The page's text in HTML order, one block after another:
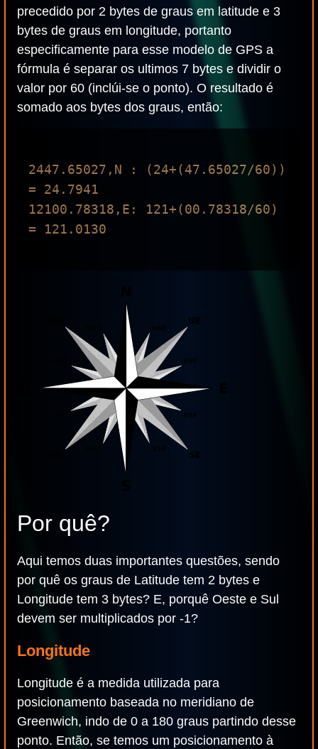
precedido por 2 bytes de graus em latitude e 3
bytes de graus em longitude, portanto
especificamente para esse modelo de GPS a
fórmula é separar os ultimos 7 bytes e dividir o
valor por 60 (inclúi-se o ponto). O resultado é
somado aos bytes dos graus, então:
2447.65027,N : (24+(47.65027/60))
= 24.7941
12100.78318,E: 121+(00.78318/60)
= 121.0130
Por quê?
Aqui temos duas importantes questões, sendo
por quê os graus de Latitude tem 2 bytes e
Longitude tem 3 bytes? E, porquê Oeste e Sul
devem ser multiplicados por -1?
Longitude
Longitude é a medida utilizada para
posicionamento baseada no meridiano de
Greenwich, indo de 0 a 180 graus partindo desse
ponto. Então, se temos um posicionamento à